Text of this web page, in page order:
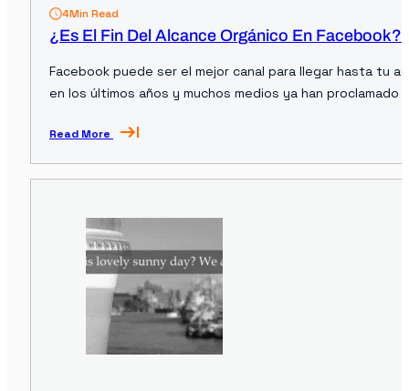
¿Es El Fin Del Alcance Orgánico En Facebook?
Facebook puede ser el mejor canal para llegar hasta tu
en los últimos años y muchos medios ya han
Min Read
4
Read More